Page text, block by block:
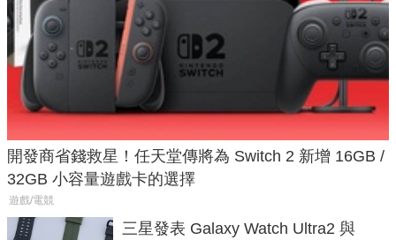
開發商省錢救星！任天堂傳將為 Switch 2 新增 16GB /
32GB 小容量遊戲卡的選擇
遊戲/電競
三星發表 Galaxy Watch Ultra2 與